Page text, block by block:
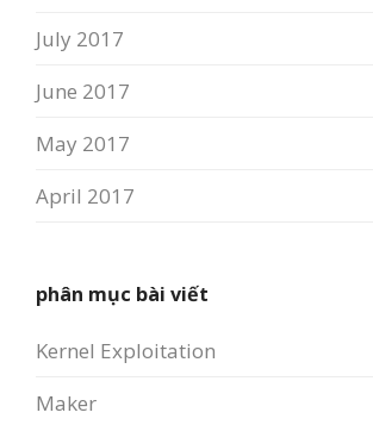
July 2017
June 2017
May 2017
April 2017
phân mục bài viết
Kernel Exploitation
Maker